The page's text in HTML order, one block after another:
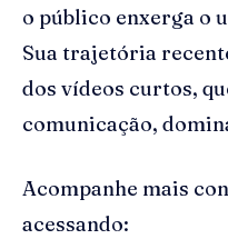
o público enxerga o
Sua trajetória
dos vídeos curtos,
comunicação,
Acompanhe mais
acessando: